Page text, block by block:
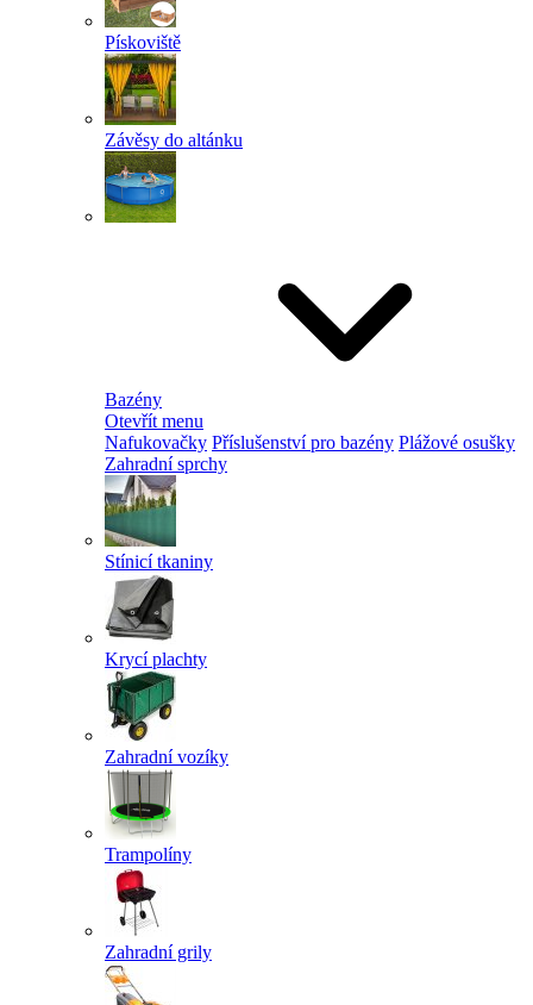
Pískoviště
Závěsy do altánku
Bazény
Otevřít menu
Nafukovačky Příslušenství pro bazény Plážové osušky
Zahradní sprchy
Stínicí tkaniny
Krycí plachty
Zahradní vozíky
Trampolíny
Zahradní grily